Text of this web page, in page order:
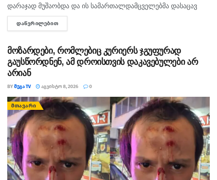
დარაჯად მუშაობდა და ის სამართალდამცველებმა დასაცავ
ობიექტზე აიყვანეს. შსს-ს ინფორმაციით, დაკავებულს
სისხლის სამართლის კოდექსის 11 პრიმა...
ᲓᲐᲬᲕᲠᲘᲚᲔᲑᲘᲗ
მოზარდები, რომლებიც კურიერს ჯგუფურად
გაუსწორდნენ, ამ დროისთვის დაკავებულები არ
არიან
BYᲛᲔᲒᲐ TV ᲐᲒᲕᲘᲡᲢᲝ 8, 2026 0
ᲛᲗᲐᲕᲐᲠᲘ